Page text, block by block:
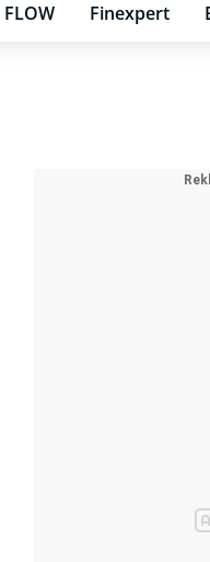
FLOW Finexpert